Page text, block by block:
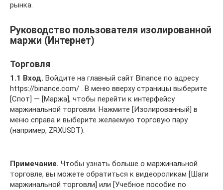
рынка.
Руководство пользователя изолированной
маржи (Интернет)
Торговля
1.1 Вход. Войдите на главный сайт Binance по адресу
https://binance.com/ . В меню вверху страницы выберите
[Спот] — [Маржа], чтобы перейти к интерфейсу
маржинальной торговли. Нажмите [Изолированный] в
меню справа и выберите желаемую торговую пару
(например, ZRXUSDT).
Примечание. Чтобы узнать больше о маржинальной
торговле, вы можете обратиться к видеороликам [Шаги
маржинальной торговли] или [Учебное пособие по